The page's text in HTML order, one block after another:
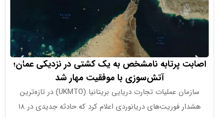
پرتابه نامشخص به یک کشتی در نزدیکی عمان؛
آتش‌سوزی با موفقیت مهار شد
سازمان عملیات تجارت دریایی بریتانیا (UKMTO) در تازه‌ترین
هشدار فوریت‌های دریانوردی اعلام کرد که حادثه جدیدی در ۱۸
سیتی
بانک